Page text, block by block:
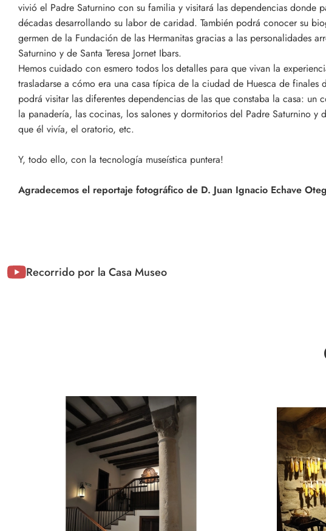
vivió el Padre Saturnino con su familia y visitará las dependencias donde
décadas desarrollando su labor de caridad. También podrá conocer su
germen de la Fundación de las Hermanitas gracias a las personalidades
Saturnino y de Santa Teresa Jornet Ibars.
Hemos cuidado con esmero todos los detalles para que vivan la
trasladarse a cómo era una casa típica de la ciudad de Huesca de finales
podrá visitar las diferentes dependencias de las que constaba la casa: un
la panadería, las cocinas, los salones y dormitorios del Padre Saturnino y
que él vivía, el oratorio, etc.
Y, todo ello, con la tecnología museística puntera!
Agradecemos el reportaje fotográfico de D. Juan Ignacio Echave
Recorrido por la Casa Museo